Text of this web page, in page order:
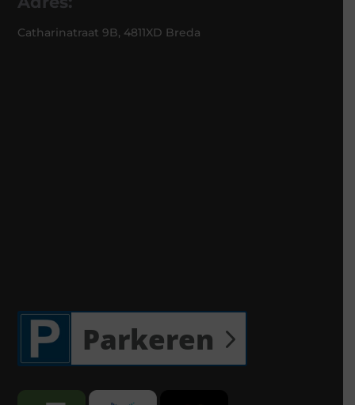
Catharinatraat 9B, 4811XD Breda
Parkeren